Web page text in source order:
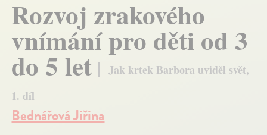
Rozvoj zrakového
vnímání pro děti od 3
do 5 let
Jak krtek Barbora uviděl svět,
1. díl
Bednářová Jiřina